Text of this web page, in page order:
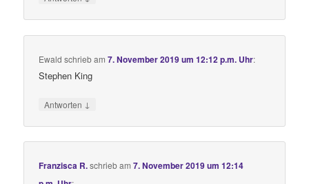
Ewald schriebam7. November 2019 um 12:12 p.m. Uhr:
Stephen King
Antworten ↓
Franzisca R.schriebam7. November 2019 um 12:14